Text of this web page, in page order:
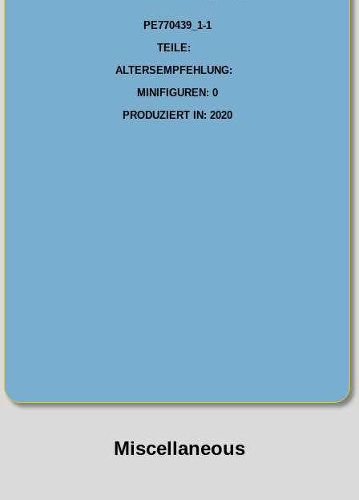
PE770439_1-1
TEILE:
ALTERSEMPFEHLUNG:
MINIFIGUREN: 0
PRODUZIERT IN: 2020
Miscellaneous